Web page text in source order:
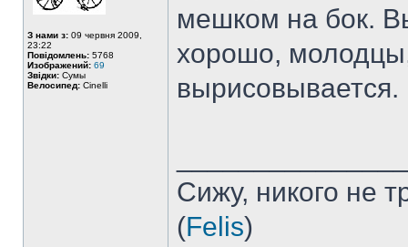
З нами з: 09 червня 2009,
23:22
Повідомлень: 5768
Изображений: 69
Звідки: Сумы
Велосипед: Cinelli
мешком на бок.
хорошо,
вырисовывается.
Сижу, никого не
(Felis)